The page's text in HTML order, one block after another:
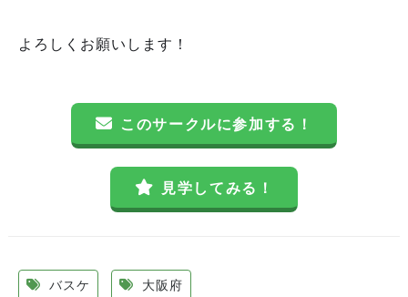
よろしくお願いします！
このサークルに参加する！
見学してみる！
バスケ 大阪府